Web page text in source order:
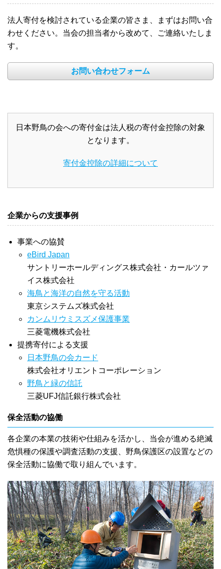
法人寄付を検討されている企業の皆さま、まずはお問い合
わせください。当会の担当者から改めて、ご連絡いたしま
す。
お問い合わせフォーム
日本野鳥の会への寄付金は法人税の寄付金控除の対象
となります。
寄付金控除の詳細について
企業からの支援事例
事業への協賛
eBird Japan
サントリーホールディングス株式会社・カールツァ
イス株式会社
海鳥と海洋の自然を守る活動
東京システムズ株式会社
カンムリウミスズメ保護事業
三菱電機株式会社
提携寄付による支援
日本野鳥の会カード
株式会社オリエントコーポレーション
野鳥と緑の信託
三菱UFJ信託銀行株式会社
保全活動の協働
各企業の本業の技術や仕組みを活かし、当会が進める絶滅
危惧種の保護や調査活動の支援、野鳥保護区の設置などの
保全活動に協働で取り組んでいます。